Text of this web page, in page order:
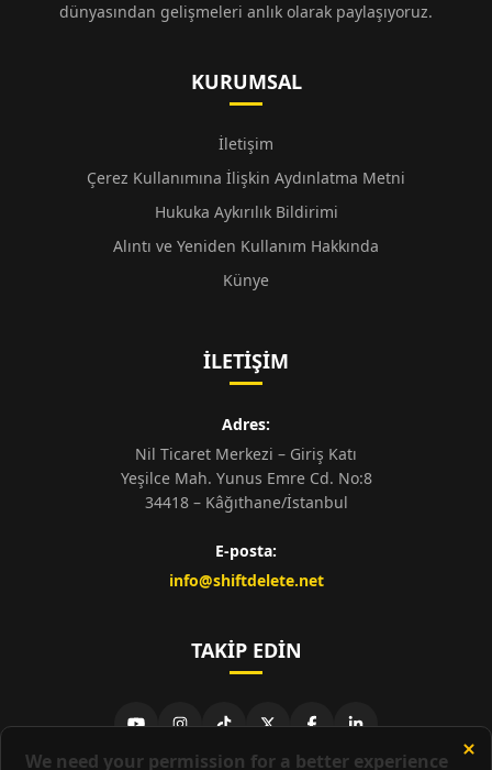
dünyasından gelişmeleri anlık olarak paylaşıyoruz.
KURUMSAL
İletişim
Çerez Kullanımına İlişkin Aydınlatma Metni
Hukuka Aykırılık Bildirimi
Alıntı ve Yeniden Kullanım Hakkında
Künye
İLETIŞIM
Adres:
Nil Ticaret Merkezi – Giriş Katı
Yeşilce Mah. Yunus Emre Cd. No:8
34418 – Kâğıthane/İstanbul
E-posta:
info@shiftdelete.net
TAKIP EDIN